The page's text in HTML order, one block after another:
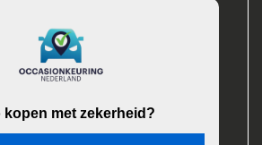
kopen met zekerheid?